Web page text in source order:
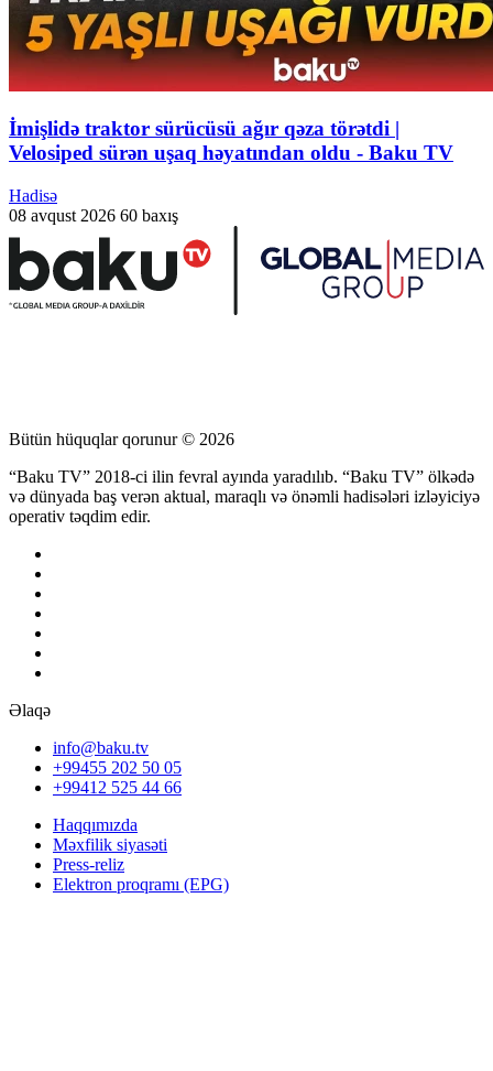
İmişlidə traktor sürücüsü ağır qəza törətdi |
Velosiped sürən uşaq həyatından oldu - Baku TV
Hadisə
08 avqust 2026 60 baxış
Bütün hüquqlar qorunur © 2026
“Baku TV” 2018-ci ilin fevral ayında yaradılıb. “Baku TV” ölkədə
və dünyada baş verən aktual, maraqlı və önəmli hadisələri izləyiciyə
operativ təqdim edir.
Əlaqə
info@baku.tv
+99455 202 50 05
+99412 525 44 66
Haqqımızda
Məxfilik siyasəti
Press-reliz
Elektron proqramı (EPG)